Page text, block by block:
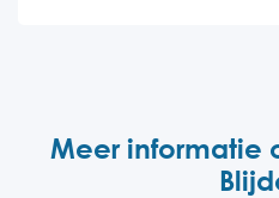
Meer informatie